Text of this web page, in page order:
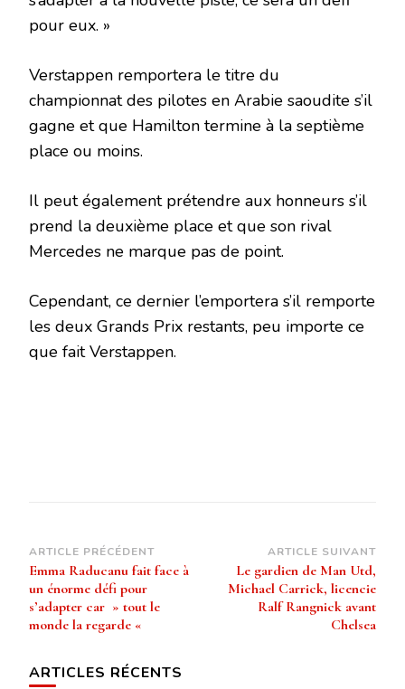
pour eux. »
Verstappen remportera le titre du
championnat des pilotes en Arabie saoudite s’il
gagne et que Hamilton termine à la septième
place ou moins.
Il peut également prétendre aux honneurs s’il
prend la deuxième place et que son rival
Mercedes ne marque pas de point.
Cependant, ce dernier l’emportera s’il remporte
les deux Grands Prix restants, peu importe ce
que fait Verstappen.
Navigation
d’article
ARTICLE PRÉCÉDENT
Emma Raducanu fait face à
un énorme défi pour
s’adapter car » tout le
monde la regarde «
ARTICLE SUIVANT
Le gardien de Man Utd,
Michael Carrick, licencie
Ralf Rangnick avant
Chelsea
ARTICLES RÉCENTS